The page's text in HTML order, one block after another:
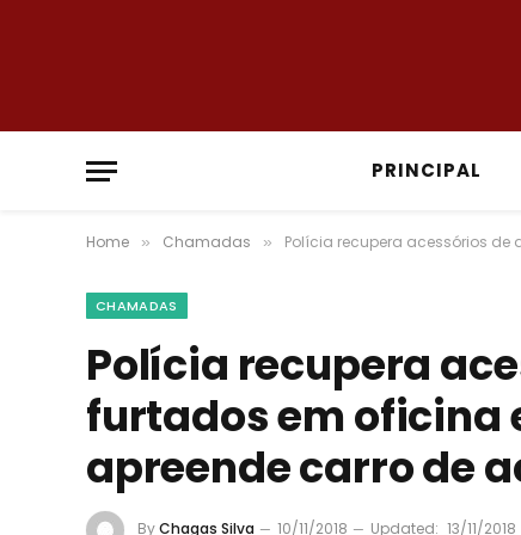
PRINCIPAL
Home » Chamadas » Polícia recupera acessórios de
CHAMADAS
Polícia recupera
furtados em oficina
apreende carro de
ByChagas Silva 10/11/2018 Updated: 13/11/2018